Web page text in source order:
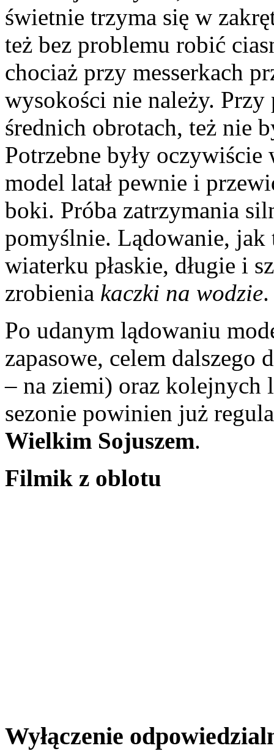
świetnie trzyma się w
też bez problemu robić
chociaż przy messerkach
wysokości nie należy.
średnich obrotach, też nie
Potrzebne były
model latał pewnie i
boki. Próba zatrzymania
pomyślnie. Lądowanie,
wiaterku płaskie, długie i
zrobienia kaczki na wodzie
Po udanym lądowaniu
zapasowe, celem
– na ziemi) oraz kolejnych
sezonie powinien już
Wielkim Sojuszem.
Filmik z oblotu
Wyłączenie